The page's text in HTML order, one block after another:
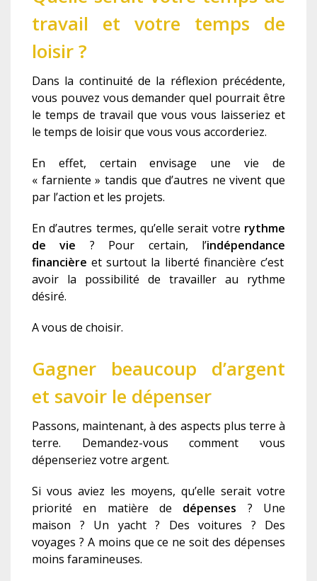
travail et votre temps de
loisir ?
Dans la continuité de la réflexion précédente,
vous pouvez vous demander quel pourrait être
le temps de travail que vous vous laisseriez et
le temps de loisir que vous vous accorderiez.
En effet, certain envisage une vie de
« farniente » tandis que d’autres ne vivent que
par l’action et les projets.
En d’autres termes, qu’elle serait votre rythme
de vie ? Pour certain, l’indépendance
financièreet surtout la liberté financière c’est
avoir la possibilité de travailler au rythme
désiré.
A vous de choisir.
Gagner beaucoup d’argent
et savoir le dépenser
Passons, maintenant, à des aspects plus terre à
terre. Demandez-vous comment vous
dépenseriez votre argent.
Si vous aviez les moyens, qu’elle serait votre
priorité en matière de dépenses ? Une
maison ? Un yacht ? Des voitures ? Des
voyages ? A moins que ce ne soit des dépenses
moins faramineuses.